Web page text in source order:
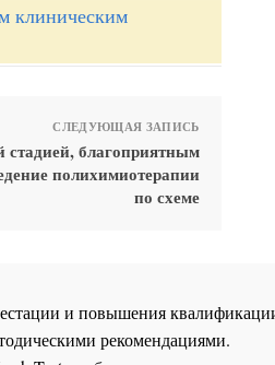
клиническим
СЛЕДУЮЩАЯ ЗАПИСЬ
стадией, благоприятным
полихимиотерапии
по схеме
и повышения
рекомендациями.